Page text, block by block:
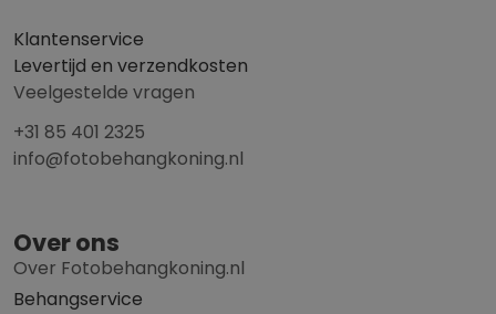
Klantenservice
Levertijd en verzendkosten
Veelgestelde vragen
+31 85 401 2325
info@fotobehangkoning.nl
Over ons
Over Fotobehangkoning.nl
Behangservice